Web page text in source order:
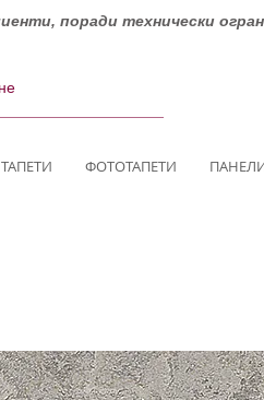
поради технически
ТАПЕТИ ФОТОТАПЕТИ